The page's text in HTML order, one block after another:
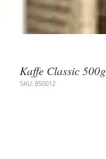
Kaffe Classic 500g
SKU: 850012